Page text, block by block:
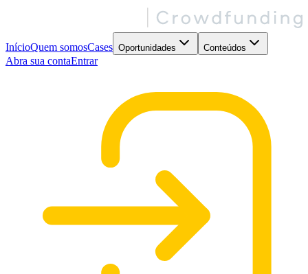
InícioQuem somosCases Oportunidades Conteúdos
Abra sua contaEntrar